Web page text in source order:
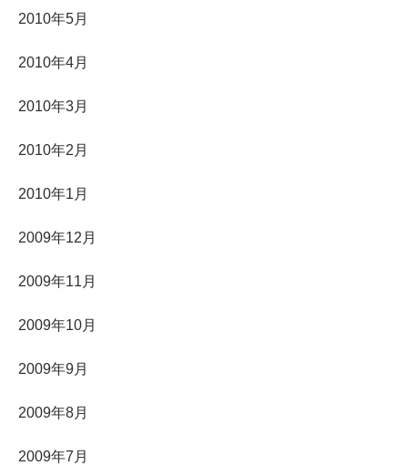
2010年5月
2010年4月
2010年3月
2010年2月
2010年1月
2009年12月
2009年11月
2009年10月
2009年9月
2009年8月
2009年7月